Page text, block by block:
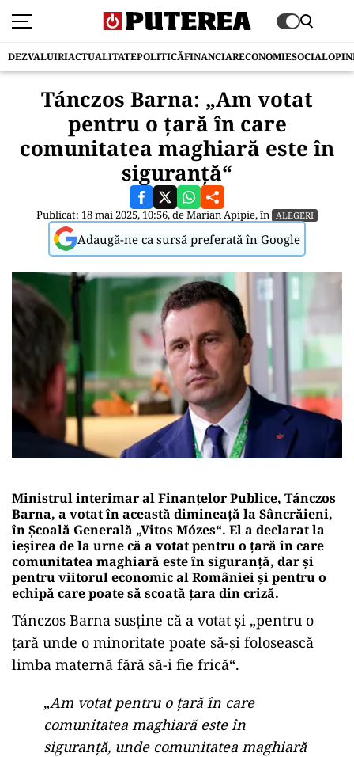
DEZVALUIRIACTUALITATEPOLITICĂFINANCIARECONOMIESOCIAL
Tánczos Barna: „Am votat
pentru o țară în care
comunitatea maghiară este în
siguranță“
Publicat: 18 mai 2025, 10:56, deMarian Apipie, în ALEGERI
Adaugă-ne ca sursă preferată în Google
Ministrul interimar al Finanțelor Publice, Tánczos
Barna, a votat în această dimineață la Sâncrăieni,
în Școală Generală „Vitos Mózes“. El a declarat la
ieșirea de la urne că a votat pentru o țară în care
comunitatea maghiară este în siguranță, dar și
pentru viitorul economic al României și pentru o
echipă care poate să scoată țara din criză.
Tánczos Barna susține că a votat și „pentru o
țară unde o minoritate poate să-și folosească
limba maternă fără să-i fie frică“.
„Am votat pentru o țară în care
comunitatea maghiară este în
siguranță, unde comunitatea maghiară